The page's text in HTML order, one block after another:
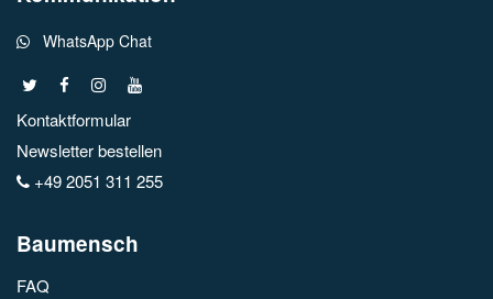
WhatsApp Chat
Kontaktformular
Newsletter bestellen
+49 2051 311 255
Baumensch
FAQ